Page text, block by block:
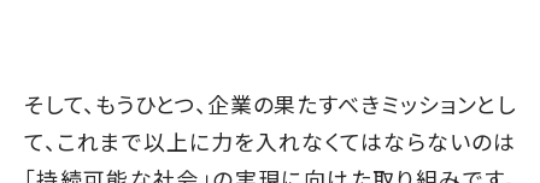
そして、もうひとつ、企業の果たすべきミッションとし
て、これまで以上に力を入れなくてはならないのは